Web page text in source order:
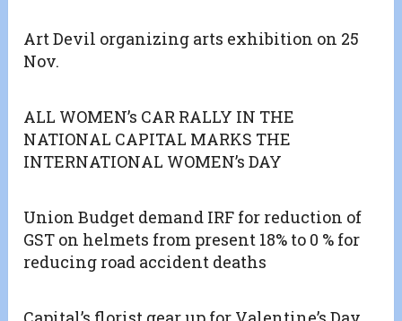
Art Devil organizing arts exhibition on 25
Nov.
ALL WOMEN’s CAR RALLY IN THE
NATIONAL CAPITAL MARKS THE
INTERNATIONAL WOMEN’s DAY
Union Budget demand IRF for reduction of
GST on helmets from present 18% to 0 % for
reducing road accident deaths